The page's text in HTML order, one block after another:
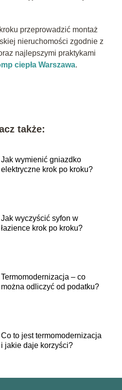
przeprowadzić montaż
nieruchomości zgodnie z
najlepszymi praktykami
ciepła Warszawa.
także:
Jak wymienić gniazdko
elektryczne krok po kroku?
Jak wyczyścić syfon w
łazience krok po kroku?
Termomodernizacja – co
można odliczyć od podatku?
Co to jest termomodernizacja
i jakie daje korzyści?